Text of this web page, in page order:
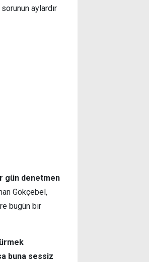
aylardır
gün denetmen
Gökçebel,
bugün bir
buna sessiz